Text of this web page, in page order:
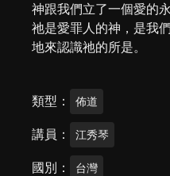
神跟我們立了一個愛的
祂是愛罪人的神，是我
地來認識祂的所是。
類型 佈道
講員 江秀琴
國別 台灣